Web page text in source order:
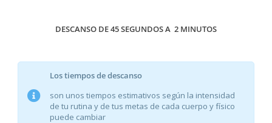
DESCANSO DE 45 SEGUNDOS A 2 MINUTOS
Los tiempos de descanso
son unos tiempos estimativos según la intensidad
de tu rutina y de tus metas de cada cuerpo y físico
puede cambiar